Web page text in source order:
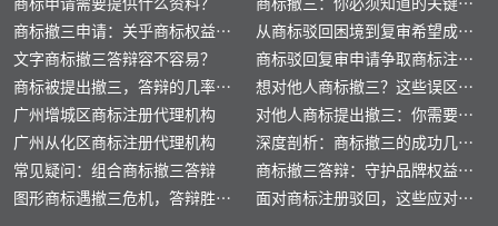
商标撤三申请：关乎商标权益的
核心问题
文字商标撤三答辩容不容易？
商标被提出撤三，答辩的几率高
不高？
广州增城区商标注册代理机构
广州从化区商标注册代理机构
常见疑问：组合商标撤三答辩
图形商标遇撤三危机，答辩胜算
点
从商标驳回困境到复审希望成功
之路
商标驳回复审申请争取商标注册
成功权益的重要途径
想对他人商标撤三？这些误区要
警惕
对他人商标提出撤三：你需要知
道的一切
深度剖析：商标撤三的成功几率
高不高？
商标撤三答辩：守护品牌权益的
实战攻略
面对商标注册驳回，这些应对技